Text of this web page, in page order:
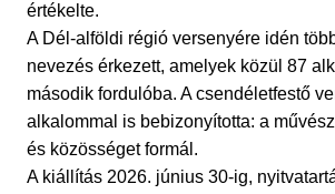
értékelte.
A Dél-alföldi régió versenyére idén
nevezés érkezett, amelyek közül 87
második fordulóba. A csendéletfestő
alkalommal is bebizonyította: a
és közösséget formál.
A kiállítás 2026. június 30-ig,